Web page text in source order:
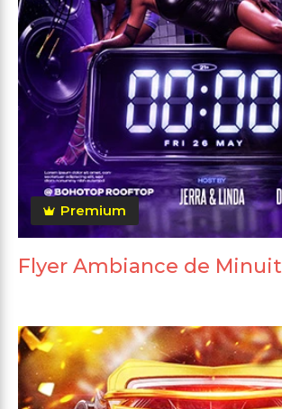
Premium
Flyer Ambiance de Minuit